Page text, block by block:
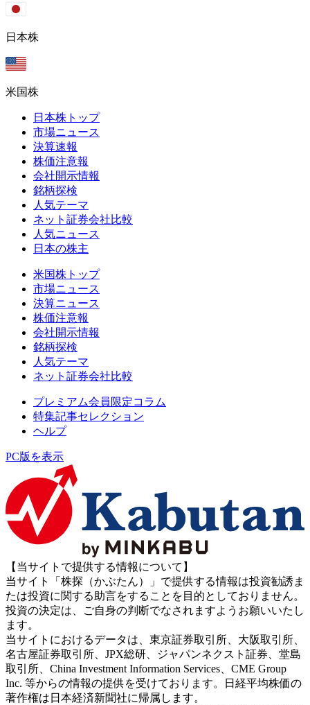
日本株
米国株
日本株トップ
市場ニュース
決算速報
株価注意報
会社開示情報
銘柄探検
人気テーマ
ネット証券会社比較
人気ニュース
日本の株主
米国株トップ
市場ニュース
決算ニュース
株価注意報
会社開示情報
銘柄探検
人気テーマ
ネット証券会社比較
プレミアム会員限定コラム
特集記事セレクション
ヘルプ
PC版を表示
【当サイトで提供する情報について】
当サイト「株探（かぶたん）」で提供する情報は投資勧誘ま
たは投資に関する助言をすることを目的としておりません。
投資の決定は、ご自身の判断でなされますようお願いいたし
ます。
当サイトにおけるデータは、東京証券取引所、大阪取引所、
名古屋証券取引所、JPX総研、ジャパンネクスト証券、堂島
取引所、China Investment Information Services、CME Group
Inc. 等からの情報の提供を受けております。日経平均株価の
著作権は日本経済新聞社に帰属します。